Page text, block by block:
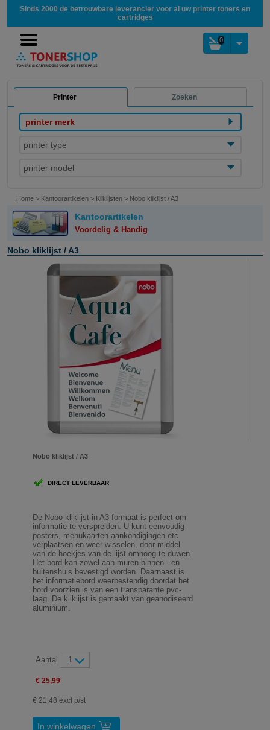
Sinds 2000 de betrouwbare leverancier voor al uw printer toners en
cartridges
0
Printer Zoeken
printer merk
printer type
printer model
Home > Kantoorartikelen > Kliklijsten > Nobo kliklijst / A3
Kantoorartikelen
Voordelig & Handig
Nobo kliklijst / A3
Nobo kliklijst / A3
DIRECT LEVERBAAR
De Nobo kliklijst in A3 formaat is perfect om
informatie te verspreiden. U kunt eenvoudig
posters, menukaarten aankondigingen etc
verplaatsen en weer wisselen, door middel
van de hoekjes van de lijst omhoog te duwen.
Het bord kan zowel aan muren binnen - en
buitenshuis bevestigd worden. Daarnaast is
het informatiebord weerbestendig doordat het
bord voorzien is van een transparante pvc-
laag. De kliklijst is gemaakt van geanodiseerd
aluminium.
Aantal 1
€ 25,99
€ 21,48 excl p/st
In winkelwagen